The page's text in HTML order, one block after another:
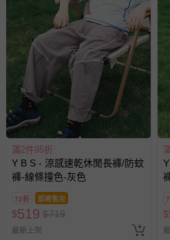
退換貨須知
您所購買的商品享有7天的鑑
並非試用期，您所退回的商品
包含完整包裝、配件、說明文
如需退換貨，請於收到商品7天
瑕疵退換貨所產生的運費，將
退貨，您可至『查詢訂單』>
並點選『我要退貨』即可進行
至媽咪愛
LINE@客服ID:
與服務，謝謝。
針對滿件折/滿額贈…等活動，
留商品未達活動門檻，將以原
回。
滿2件95折
Y B S - 涼感速乾休閒長褲/防蚊
褲-線條撞色-灰色
72折 即將售完
$519 $719
最新上架
$